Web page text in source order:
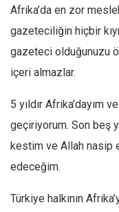
Tarih
Düşünce
Dosyalar
Afrika’da en zor
gazeteciliğin hiçbir
gazeteci olduğunuzu
içeri almazlar.
5 yıldır Afrika’dayım
geçiriyorum. Son beş
kestim ve Allah nasip
edeceğim.
Türkiye halkının